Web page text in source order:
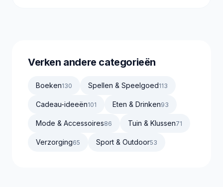
Verken andere categorieën
Boeken130 Spellen & Speelgoed 113
Cadeau-ideeën101 Eten & Drinken93
Mode & Accessoires86 Tuin & Klussen71
Verzorging65 Sport & Outdoor53